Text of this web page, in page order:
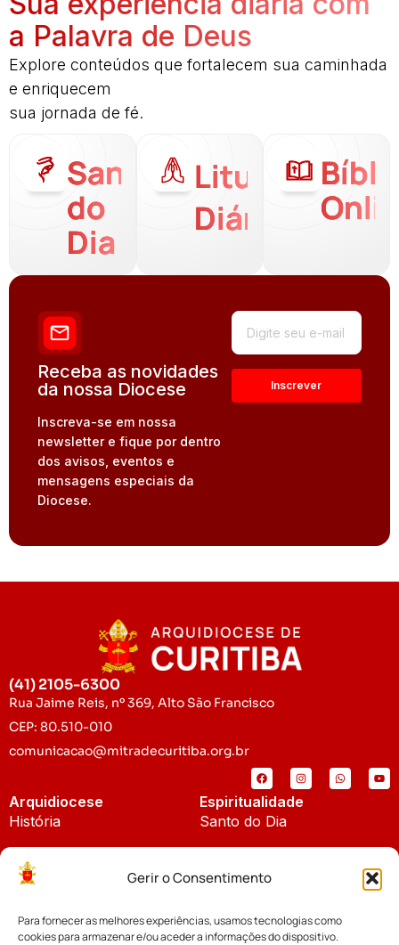
Gerir o Consentimento
Para fornecer as melhores experiências, usamos tecnologias como
cookies para armazenar e/ou aceder a informações do dispositivo.
a Palavra de Deus
Explore conteúdos que fortalecem sua caminhada
e enriquecem
sua jornada de fé.
Santo
do
Dia
Liturgia
Diária
Receba as novidades
da nossa Diocese
Inscreva-se em nossa
newsletter e fique por dentro
dos avisos, eventos e
mensagens especiais da
Diocese.
(41) 2105-6300
Rua Jaime Reis, nº 369, Alto São Francisco
CEP: 80.510-010
comunicacao@mitradecuritiba.org.br
Arquidiocese
História
Padroeira
Espiritualidade
Santo do Dia
Notícias
Cúria Diocesana